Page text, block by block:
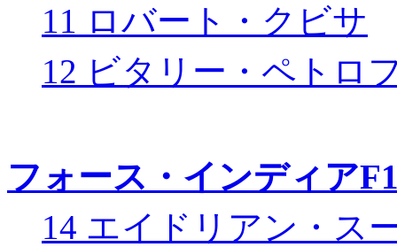
11 ロバート・クビサ
12 ビタリー・ペトロ
フォース・インディア
14 エイドリアン・ス